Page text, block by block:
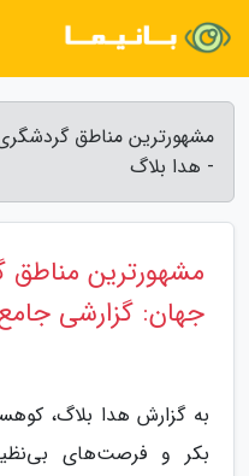
مشهورترین مناطق
- هدا بلاگ
مشهورترین
جهان: گزارشی
به گزارش هدا بلاگ،
بکر و فرصت‌های